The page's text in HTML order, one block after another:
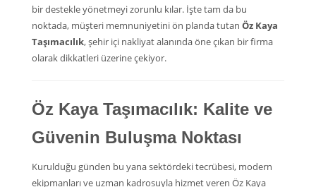
bir destekle yönetmeyi zorunlu kılar. İşte tam da bu
noktada, müşteri memnuniyetini ön planda tutan Öz Kaya
Taşımacılık, şehir içi nakliyat alanında öne çıkan bir firma
olarak dikkatleri üzerine çekiyor.
Öz Kaya Taşımacılık: Kalite ve
Güvenin Buluşma Noktası
Kurulduğu günden bu yana sektördeki tecrübesi, modern
ekipmanları ve uzman kadrosuyla hizmet veren Öz Kaya